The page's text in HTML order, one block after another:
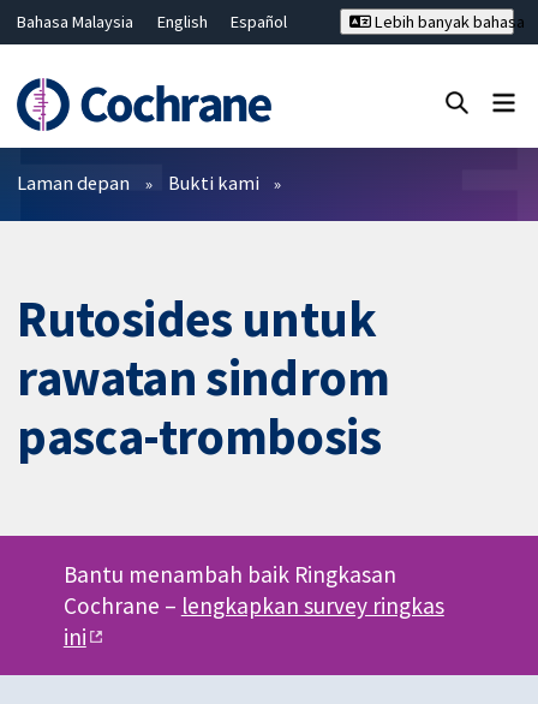
Bahasa Malaysia English
Español
Hrvatski
Deutsch ไทย
繁體中文
简体中文
Lebih banyak bahasa
Penapis
Laman depan Bukti kami
Rutosides untuk
rawatan sindrom
pasca-trombosis
Bantu menambah baik Ringkasan
Cochrane – lengkapkan survey ringkas
ini